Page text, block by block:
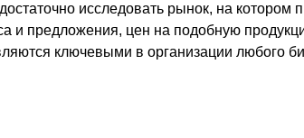
исследовать рынок, на котором
и предложения, цен на подобную
ключевыми в организации любого